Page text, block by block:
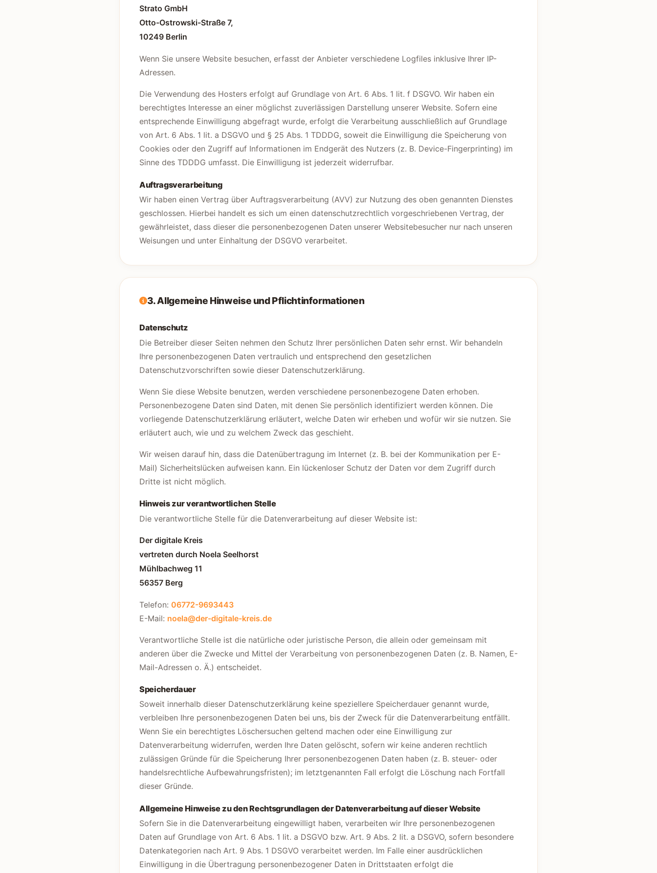
Strato GmbH
Otto-Ostrowski-Straße 7,
10249 Berlin
Wenn Sie unsere Website besuchen, erfasst der Anbieter verschiedene Logfiles inklusive Ihrer IP-
Adressen.
Die Verwendung des Hosters erfolgt auf Grundlage von Art. 6 Abs. 1 lit. f DSGVO. Wir haben ein
berechtigtes Interesse an einer möglichst zuverlässigen Darstellung unserer Website. Sofern eine
entsprechende Einwilligung abgefragt wurde, erfolgt die Verarbeitung ausschließlich auf Grundlage
von Art. 6 Abs. 1 lit. a DSGVO und § 25 Abs. 1 TDDDG, soweit die Einwilligung die Speicherung von
Cookies oder den Zugriff auf Informationen im Endgerät des Nutzers (z. B. Device-Fingerprinting) im
Sinne des TDDDG umfasst. Die Einwilligung ist jederzeit widerrufbar.
Auftragsverarbeitung
Wir haben einen Vertrag über Auftragsverarbeitung (AVV) zur Nutzung des oben genannten Dienstes
geschlossen. Hierbei handelt es sich um einen datenschutzrechtlich vorgeschriebenen Vertrag, der
gewährleistet, dass dieser die personenbezogenen Daten unserer Websitebesucher nur nach unseren
Weisungen und unter Einhaltung der DSGVO verarbeitet.
3. Allgemeine Hinweise und Pflichtinformationen
Datenschutz
Die Betreiber dieser Seiten nehmen den Schutz Ihrer persönlichen Daten sehr ernst. Wir behandeln
Ihre personenbezogenen Daten vertraulich und entsprechend den gesetzlichen
Datenschutzvorschriften sowie dieser Datenschutzerklärung.
Wenn Sie diese Website benutzen, werden verschiedene personenbezogene Daten erhoben.
Personenbezogene Daten sind Daten, mit denen Sie persönlich identifiziert werden können. Die
vorliegende Datenschutzerklärung erläutert, welche Daten wir erheben und wofür wir sie nutzen. Sie
erläutert auch, wie und zu welchem Zweck das geschieht.
Wir weisen darauf hin, dass die Datenübertragung im Internet (z. B. bei der Kommunikation per E-
Mail) Sicherheitslücken aufweisen kann. Ein lückenloser Schutz der Daten vor dem Zugriff durch
Dritte ist nicht möglich.
Hinweis zur verantwortlichen Stelle
Die verantwortliche Stelle für die Datenverarbeitung auf dieser Website ist:
Der digitale Kreis
vertreten durch Noela Seelhorst
Mühlbachweg 11
56357 Berg
Telefon: 06772-9693443
E-Mail: noela@der-digitale-kreis.de
Verantwortliche Stelle ist die natürliche oder juristische Person, die allein oder gemeinsam mit
anderen über die Zwecke und Mittel der Verarbeitung von personenbezogenen Daten (z. B. Namen, E-
Mail-Adressen o. Ä.) entscheidet.
Speicherdauer
Soweit innerhalb dieser Datenschutzerklärung keine speziellere Speicherdauer genannt wurde,
verbleiben Ihre personenbezogenen Daten bei uns, bis der Zweck für die Datenverarbeitung entfällt.
Wenn Sie ein berechtigtes Löschersuchen geltend machen oder eine Einwilligung zur
Datenverarbeitung widerrufen, werden Ihre Daten gelöscht, sofern wir keine anderen rechtlich
zulässigen Gründe für die Speicherung Ihrer personenbezogenen Daten haben (z. B. steuer- oder
handelsrechtliche Aufbewahrungsfristen); im letztgenannten Fall erfolgt die Löschung nach Fortfall
dieser Gründe.
Allgemeine Hinweise zu den Rechtsgrundlagen der Datenverarbeitung auf dieser Website
Sofern Sie in die Datenverarbeitung eingewilligt haben, verarbeiten wir Ihre personenbezogenen
Daten auf Grundlage von Art. 6 Abs. 1 lit. a DSGVO bzw. Art. 9 Abs. 2 lit. a DSGVO, sofern besondere
Datenkategorien nach Art. 9 Abs. 1 DSGVO verarbeitet werden. Im Falle einer ausdrücklichen
Einwilligung in die Übertragung personenbezogener Daten in Drittstaaten erfolgt die